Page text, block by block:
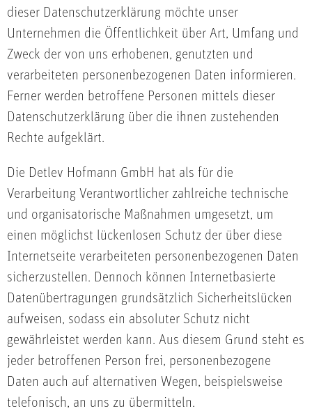
dieser Datenschutzerklärung möchte unser
Unternehmen die Öffentlichkeit über Art, Umfang und
Zweck der von uns erhobenen, genutzten und
verarbeiteten personenbezogenen Daten informieren.
Ferner werden betroffene Personen mittels dieser
Datenschutzerklärung über die ihnen zustehenden
Rechte aufgeklärt.
Die Detlev Hofmann GmbH hat als für die
Verarbeitung Verantwortlicher zahlreiche technische
und organisatorische Maßnahmen umgesetzt, um
einen möglichst lückenlosen Schutz der über diese
Internetseite verarbeiteten personenbezogenen Daten
sicherzustellen. Dennoch können Internetbasierte
Datenübertragungen grundsätzlich Sicherheitslücken
aufweisen, sodass ein absoluter Schutz nicht
gewährleistet werden kann. Aus diesem Grund steht es
jeder betroffenen Person frei, personenbezogene
Daten auch auf alternativen Wegen, beispielsweise
telefonisch, an uns zu übermitteln.